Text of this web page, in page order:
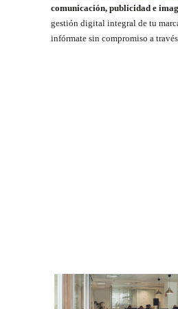
comunicación, publicidad e
gestión digital integral de tu
infórmate sin compromiso a